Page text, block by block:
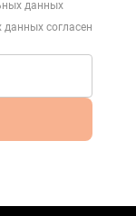
данных
согласен